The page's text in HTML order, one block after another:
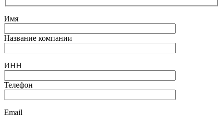
Имя
Название компании
ИНН
Телефон
Email